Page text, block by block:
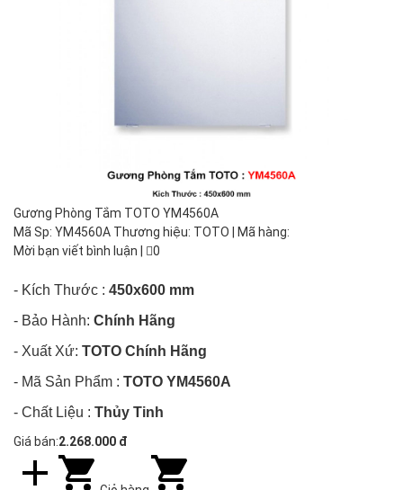
Gương Phòng Tắm TOTO YM4560A
Mã Sp: YM4560A Thương hiệu: TOTO | Mã hàng:
Mời bạn viết bình luận
0
- Kích Thước : 450x600 mm
- Bảo Hành: Chính Hãng
- Xuất Xứ: TOTO Chính Hãng
- Mã Sản Phẩm : TOTO YM4560A
- Chất Liệu : Thủy Tinh
Giá bán:2.268.000 đ